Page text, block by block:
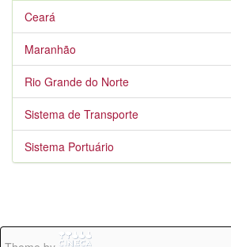
Ceará
Maranhão
Rio Grande do Norte
Sistema de Transporte
Sistema Portuário